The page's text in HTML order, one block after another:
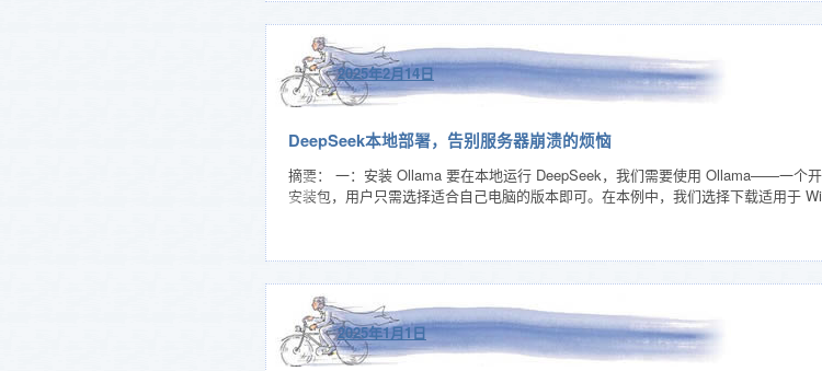
2025年2月14日
DeepSeek本地部署，告别服务器崩溃的烦恼
摘要： 一：安装 Ollama 要在本地运行 DeepSeek，我们需要使用 Ollama——一个
安装包，用户只需选择适合自己电脑的版本即可。在本例中，我们选择下载适用于
2025年1月1日
❄
❄
❄